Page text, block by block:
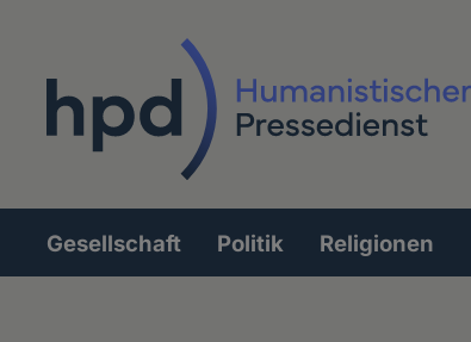
Hauptnavigation
Gesellschaft Politik Religionen